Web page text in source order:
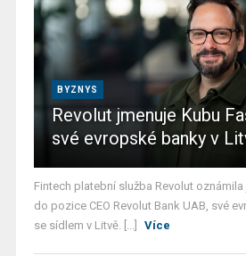
BYZNYS
Revolut jmenuje Kubu
své evropské banky v
Fintech platební služba Revolut
do pozice CEO Revolut Bank UAB, své
se sídlem v Litvě. [...]
Více